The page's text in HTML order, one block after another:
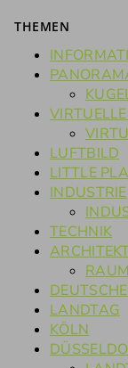
THEMEN
LUFTBILD
LITTLE
INDUSTRIE
TECHNIK
LANDTAG
KÖLN